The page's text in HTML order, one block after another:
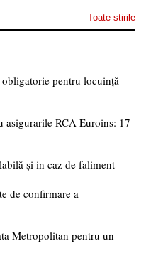
Toate stirile
obligatorie pentru locuință
asigurarile RCA Euroins: 17
și in caz de faliment
de confirmare a
Metropolitan pentru un